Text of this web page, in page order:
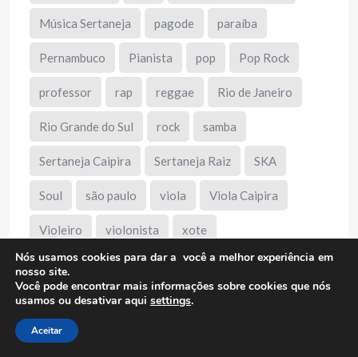
Música Sertaneja pagode paraíba
Pernambuco Pianista pop Pop Rock
professor rap reggae Rio de Janeiro
Rio Grande do Sul rock samba
Sertaneja Caipira Sertaneja Raiz SKA
Soul são paulo viola Viola Caipira
Violeiro violonista xote
Publicidade
Nós usamos cookies para dar a você a melhor experiência em
nosso site.
Você pode encontrar mais informações sobre cookies que nós
usamos ou desativar aqui settings.
Aceitar